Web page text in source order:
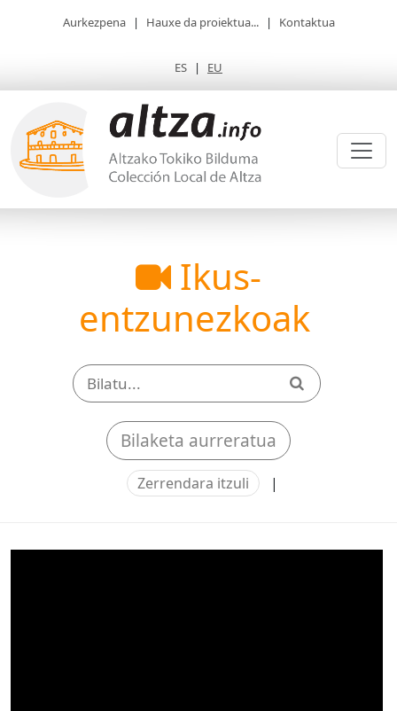
Aurkezpena | Hauxe da proiektua... | Kontaktua
ES | EU
Ikus-
entzunezkoak
Bilaketa aurreratua
Zerrendara itzuli |